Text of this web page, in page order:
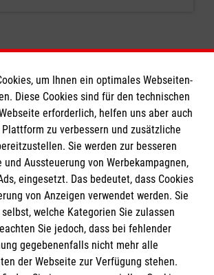
um Ihnen ein optimales Webseiten-
Diese Cookies sind für den technischen
erforderlich, helfen uns aber auch
zu verbessern und zusätzliche
Sie werden zur besseren
und Aussteuerung von Werbekampagnen,
eingesetzt. Das bedeutet, dass Cookies
von Anzeigen verwendet werden. Sie
welche Kategorien Sie zulassen
Sie jedoch, dass bei fehlender
gegebenenfalls nicht mehr alle
der Webseite zur Verfügung stehen.